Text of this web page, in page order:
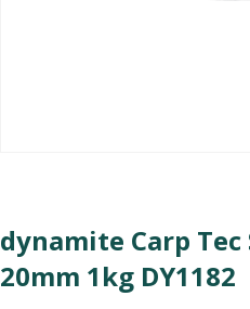
dynamite Carp Tec
20mm 1kg DY1182